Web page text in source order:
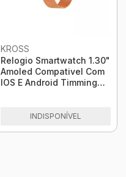
KROSS
Relogio Smartwatch 1.30"
Amoled Compativel Com
IOS E Android Timming
INDISPONÍVEL